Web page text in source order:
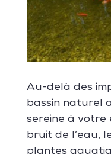
Au-delà des
bassin naturel
sereine à votre
bruit de l’eau,
plantes